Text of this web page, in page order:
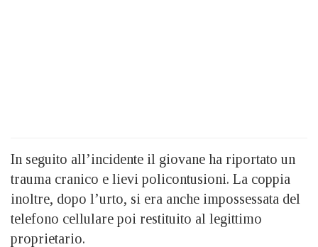
In seguito all’incidente il giovane ha riportato un
trauma cranico e lievi policontusioni. La coppia
inoltre, dopo l’urto, si era anche impossessata del
telefono cellulare poi restituito al legittimo
proprietario.